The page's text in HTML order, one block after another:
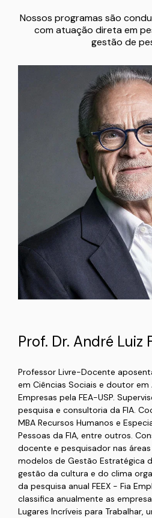
Nossos programas são
com atuação direta em
gestão de
Prof. Dr. André Luiz
Professor Livre-Docente
em Ciências Sociais e doutor
Empresas pela FEA-USP.
pesquisa e consultoria da FIA.
MBA Recursos Humanos e
Pessoas da FIA, entre outros.
docente e pesquisador nas
modelos de Gestão Estratégica
gestão da cultura e do clima
da pesquisa anual FEEX - Fia
classifica anualmente as
Lugares Incríveis para Trabalhar,